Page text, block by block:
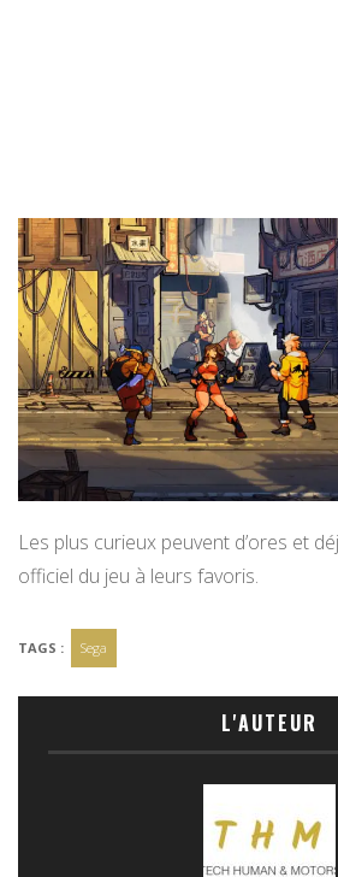
Les plus curieux peuvent d’ores et
officiel du jeu à leurs favoris.
TAGS : Sega
L'AUTEUR